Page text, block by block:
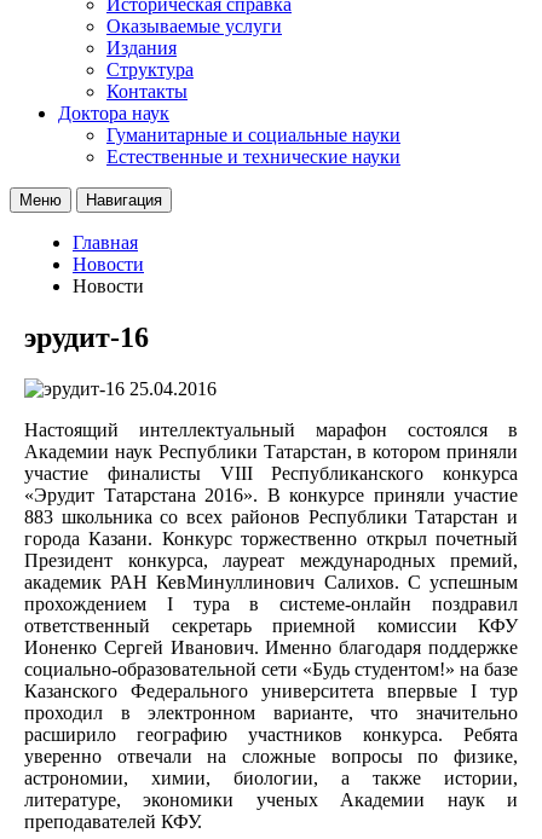
Оказываемые услуги
Издания
Структура
Контакты
Доктора наук
Гуманитарные и социальные науки
Естественные и технические науки
Меню Навигация
Главная
Новости
Новости
эрудит-16
25.04.2016
Настоящий интеллектуальный марафон состоялся в
Академии наук Республики Татарстан, в котором приняли
участие финалисты VIII Республиканского конкурса
«Эрудит Татарстана 2016». В конкурсе приняли участие
883 школьника со всех районов Республики Татарстан и
города Казани. Конкурс торжественно открыл почетный
Президент конкурса, лауреат международных премий,
академик РАН КевМинуллинович Салихов. С успешным
прохождением I тура в системе-онлайн поздравил
ответственный секретарь приемной комиссии КФУ
Ионенко Сергей Иванович. Именно благодаря поддержке
социально-образовательной сети «Будь студентом!» на базе
Казанского Федерального университета впервые I тур
проходил в электронном варианте, что значительно
расширило географию участников конкурса. Ребята
уверенно отвечали на сложные вопросы по физике,
астрономии, химии, биологии, а также истории,
литературе, экономики ученых Академии наук и
преподавателей КФУ.